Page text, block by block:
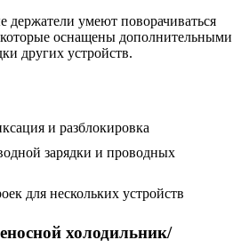
держатели умеют поворачиваться
оснащены дополнительными
других устройств.
и разблокировка
зарядки и проводных
для нескольких устройств
холодильник/